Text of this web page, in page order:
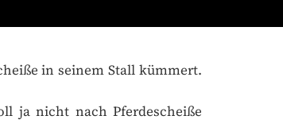
in seinem Stall kümmert.
ja nicht nach Pferdescheiße